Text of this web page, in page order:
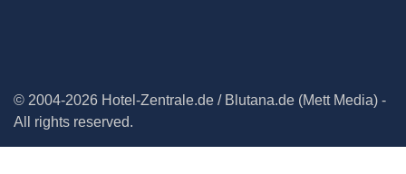
© 2004-2026 Hotel-Zentrale.de / Blutana.de (Mett Media) -
All rights reserved.